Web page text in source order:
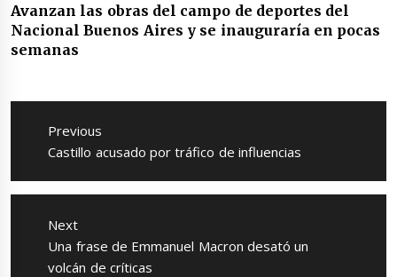
Avanzan las obras del campo de deportes del
Nacional Buenos Aires y se inauguraría en pocas
semanas
Navegación
entradas
Previous
Previous
Castillo acusado por tráfico de influencias
Next
Next
post:
Una frase de Emmanuel Macron desató un
volcán de críticas